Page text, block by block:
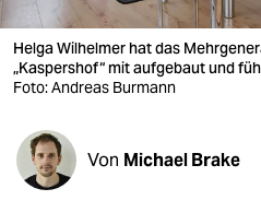
verlag
veranstaltungen
fragen & hilfe
Helga Wilhelmer hat das
„Kaspershof“ mit aufgebaut und
Foto: Andreas Burmann
Von Michael Brake